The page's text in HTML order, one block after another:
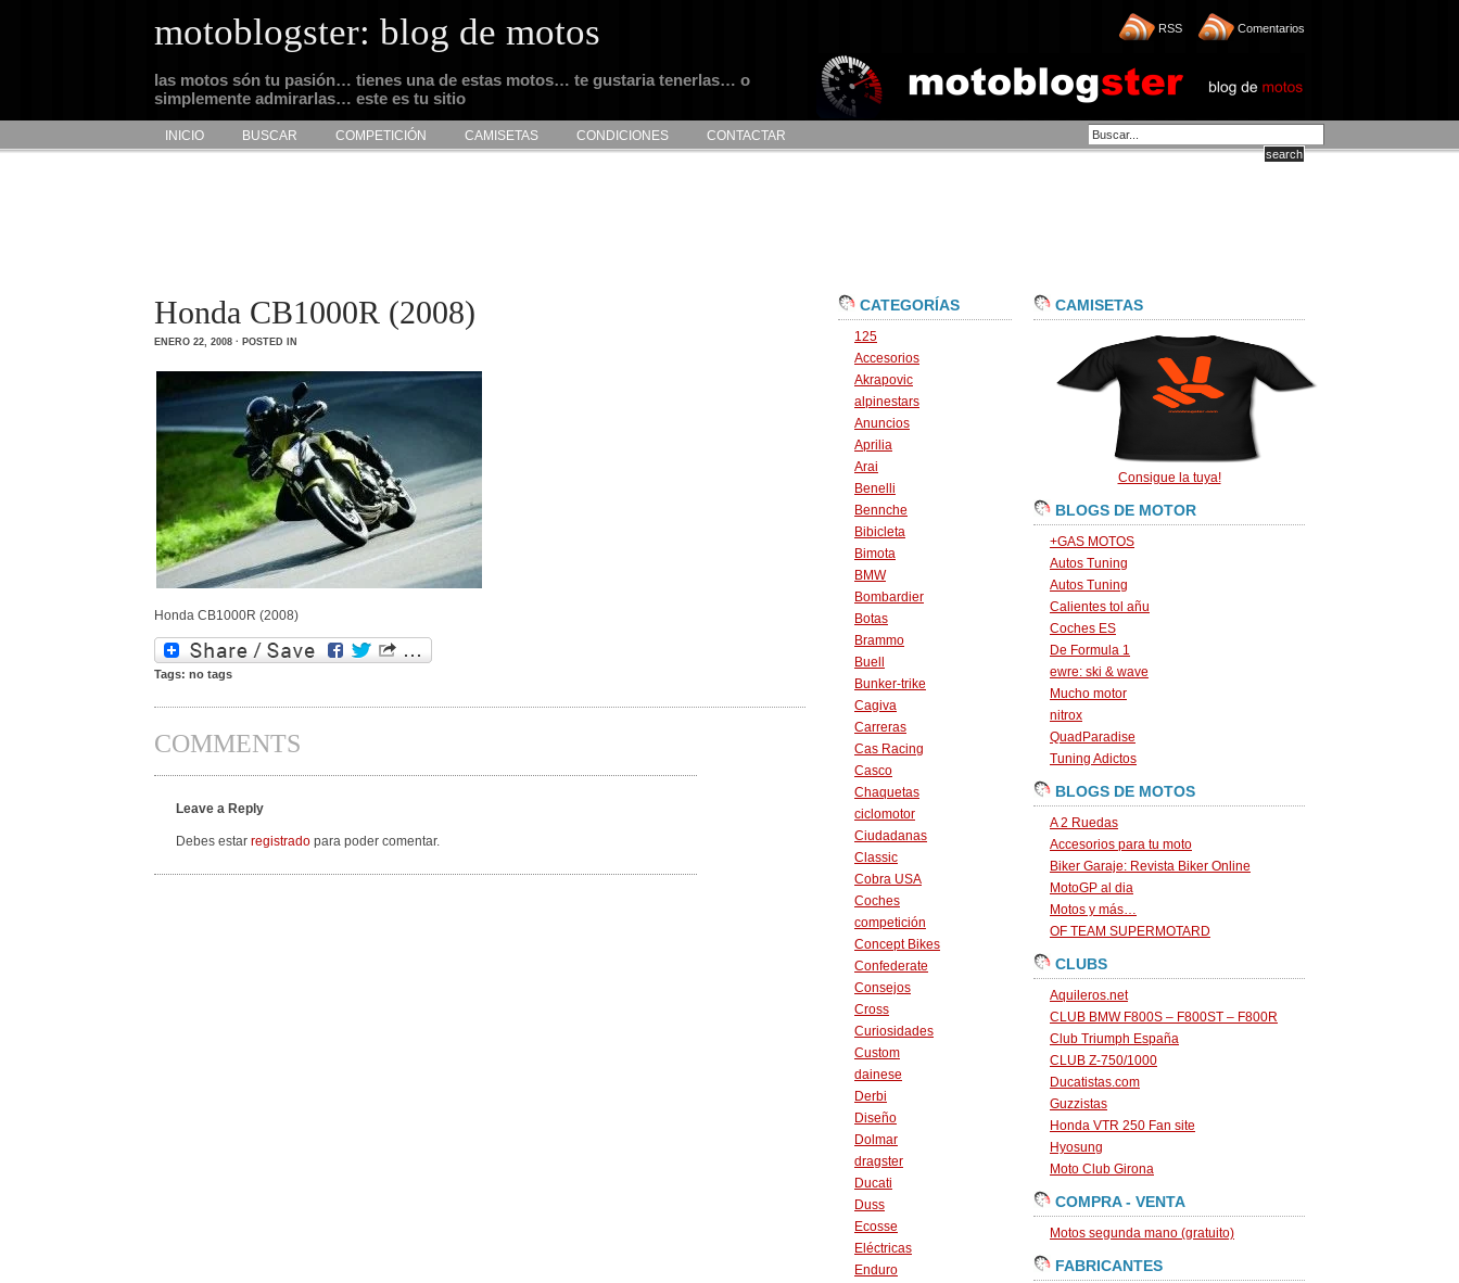
motoblogster: blog de motos
las motos són tu pasión… tienes una de estas motos… te gustaria tenerlas… o
simplemente admirarlas… este es tu sitio
RSS Comentarios
INICIO BUSCAR COMPETICIÓN CAMISETAS CONDICIONES CONTACTAR
Honda CB1000R (2008)
ENERO 22, 2008 · POSTED IN
Honda CB1000R (2008)
Tags: no tags
COMMENTS
Leave a Reply
Debes estar registrado para poder comentar.
CATEGORÍAS
125
Accesorios
Akrapovic
alpinestars
Anuncios
Aprilia
Arai
Benelli
Bennche
Bibicleta
Bimota
BMW
Bombardier
Botas
Brammo
Buell
Bunker-trike
Cagiva
Carreras
Cas Racing
Casco
Chaquetas
ciclomotor
Ciudadanas
Classic
Cobra USA
Coches
competición
Concept Bikes
Confederate
Consejos
Cross
Curiosidades
Custom
dainese
Derbi
Diseño
Dolmar
dragster
Ducati
Duss
Ecosse
Eléctricas
Enduro
CAMISETAS
Consigue la tuya!
BLOGS DE MOTOR
+GAS MOTOS
Autos Tuning
Autos Tuning
Calientes tol añu
Coches ES
De Formula 1
ewre: ski & wave
Mucho motor
nitrox
QuadParadise
Tuning Adictos
BLOGS DE MOTOS
A 2 Ruedas
Accesorios para tu moto
Biker Garaje: Revista Biker Online
MotoGP al dia
Motos y más…
OF TEAM SUPERMOTARD
CLUBS
Aquileros.net
CLUB BMW F800S – F800ST – F800R
Club Triumph España
CLUB Z-750/1000
Ducatistas.com
Guzzistas
Honda VTR 250 Fan site
Hyosung
Moto Club Girona
COMPRA - VENTA
Motos segunda mano (gratuito)
FABRICANTES